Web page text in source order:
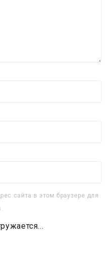
сайта в этом браузере для